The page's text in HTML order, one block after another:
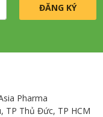
Pharma
TP Thủ Đức, TP HCM